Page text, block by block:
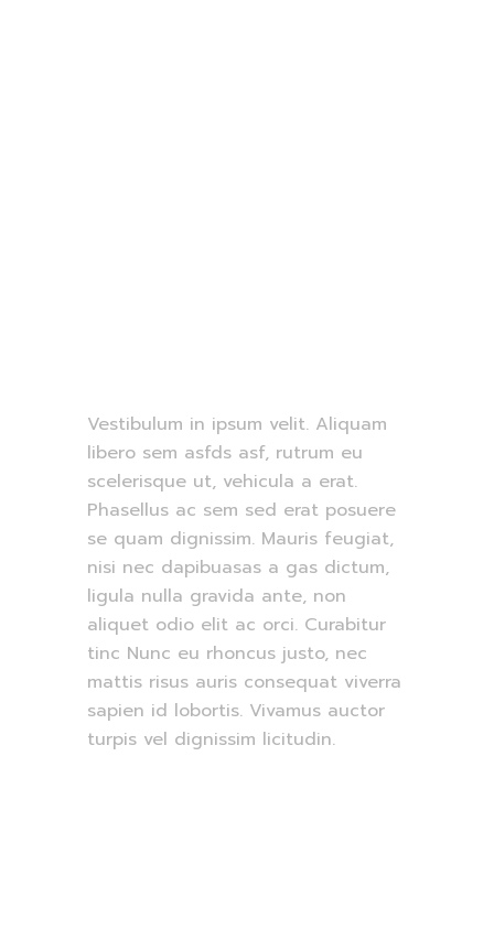
Vestibulum in ipsum velit. Aliquam
libero sem asfds asf, rutrum eu
scelerisque ut, vehicula a erat.
Phasellus ac sem sed erat posuere
se quam dignissim. Mauris feugiat,
nisi nec dapibuasas a gas dictum,
ligula nulla gravida ante, non
aliquet odio elit ac orci. Curabitur
tinc Nunc eu rhoncus justo, nec
mattis risus auris consequat viverra
sapien id lobortis. Vivamus auctor
turpis vel dignissim licitudin.